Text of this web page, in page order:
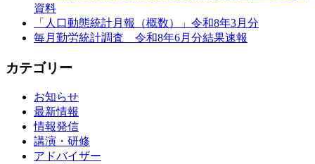
資料
「人口動態統計月報（概数）」令和8年3月分
毎月勤労統計調査 令和8年6月分結果速報
カテゴリー
お知らせ
最新情報
情報発信
講演・研修
アドバイザー